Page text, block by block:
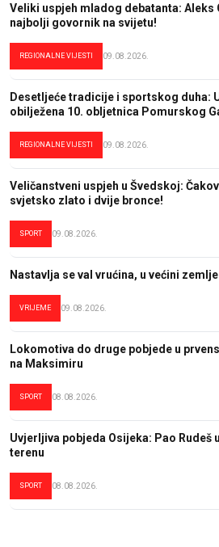
Veliki uspjeh mladog debatanta: Aleks
najbolji govornik na svijetu!
REGIONALNE VIJESTI 09.08.2026.
Desetljeće tradicije i sportskog duha:
obilježena 10. obljetnica Pomurskog
REGIONALNE VIJESTI 09.08.2026.
Veličanstveni uspjeh u Švedskoj:
svjetsko zlato i dvije bronce!
SPORT 09.08.2026.
Nastavlja se val vrućina, u većini
VRIJEME 09.08.2026.
Lokomotiva do druge pobjede u
na Maksimiru
SPORT 08.08.2026.
Uvjerljiva pobjeda Osijeka: Pao Rudeš
terenu
SPORT 08.08.2026.